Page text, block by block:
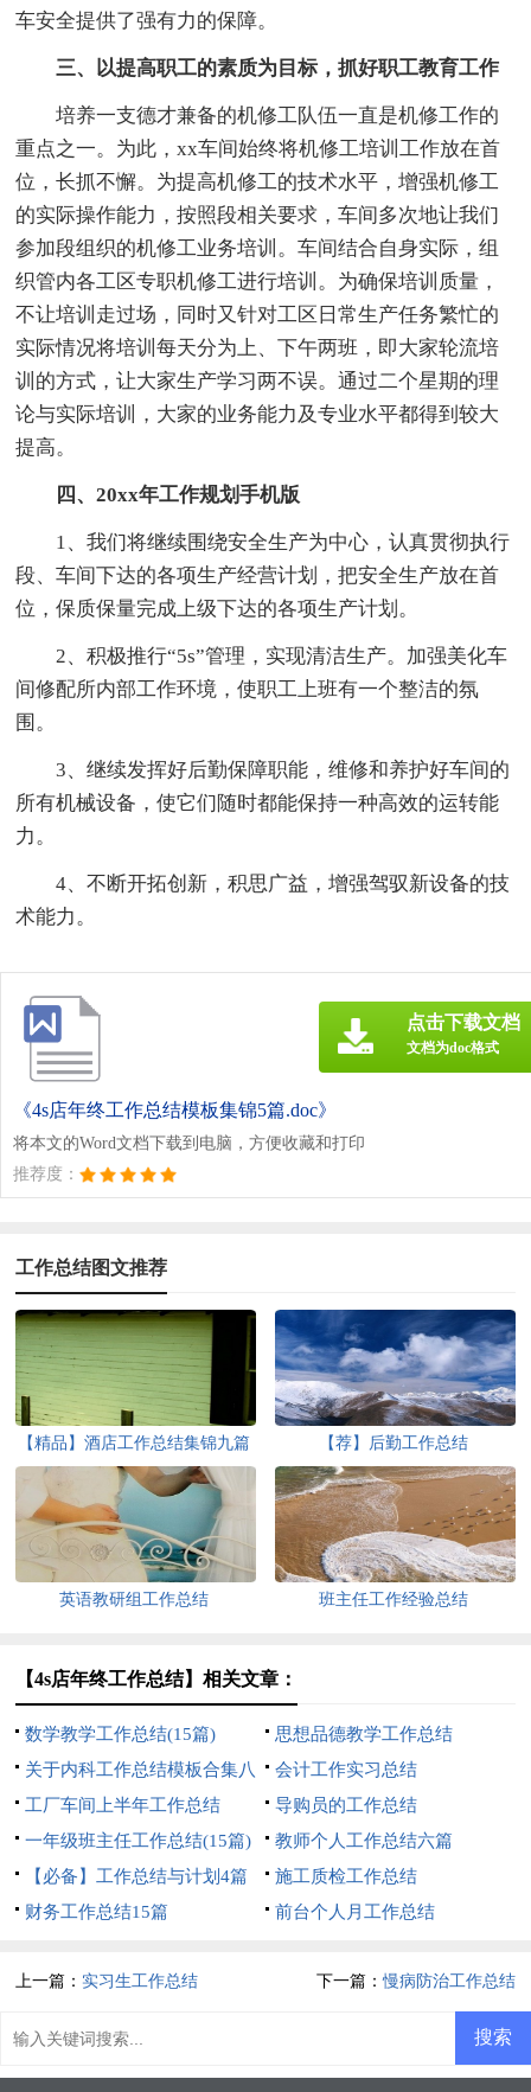
车安全提供了强有力的保障。
三、以提高职工的素质为目标，抓好职工教育工作
培养一支德才兼备的机修工队伍一直是机修工作的
重点之一。为此，xx车间始终将机修工培训工作放在首
位，长抓不懈。为提高机修工的技术水平，增强机修工
的实际操作能力，按照段相关要求，车间多次地让我们
参加段组织的机修工业务培训。车间结合自身实际，组
织管内各工区专职机修工进行培训。为确保培训质量，
不让培训走过场，同时又针对工区日常生产任务繁忙的
实际情况将培训每天分为上、下午两班，即大家轮流培
训的方式，让大家生产学习两不误。通过二个星期的理
论与实际培训，大家的业务能力及专业水平都得到较大
提高。
四、20xx年工作规划手机版
1、我们将继续围绕安全生产为中心，认真贯彻执行
段、车间下达的各项生产经营计划，把安全生产放在首
位，保质保量完成上级下达的各项生产计划。
2、积极推行“5s”管理，实现清洁生产。加强美化车
间修配所内部工作环境，使职工上班有一个整洁的氛
围。
3、继续发挥好后勤保障职能，维修和养护好车间的
所有机械设备，使它们随时都能保持一种高效的运转能
力。
4、不断开拓创新，积思广益，增强驾驭新设备的技
术能力。
《4s店年终工作总结模板集锦5篇.doc》
将本文的Word文档下载到电脑，方便收藏和打印
推荐度：
点击下载文档
文档为doc格式
工作总结图文推荐
【精品】酒店工作总结集锦九篇 【荐】后勤工作总结
英语教研组工作总结 班主任工作经验总结
【4s店年终工作总结】相关文章：
数学教学工作总结(15篇)
思想品德教学工作总结
关于内科工作总结模板合集八
篇
会计工作实习总结
工厂车间上半年工作总结
导购员的工作总结
一年级班主任工作总结(15篇)
教师个人工作总结六篇
【必备】工作总结与计划4篇
施工质检工作总结
财务工作总结15篇
前台个人月工作总结
上一篇： 实习生工作总结 下一篇：慢病防治工作总结